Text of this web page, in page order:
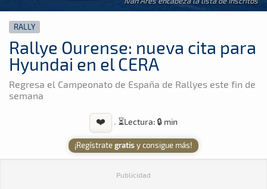
RALLY
Rallye Ourense: nueva cita para
Hyundai en el CERA
Regresa el Campeonato de España de Rallyes este fin de
semana
❤️ · ⏳Lectura: 🔒 min
¡Regístrategratis y consigue más!
Publicidad